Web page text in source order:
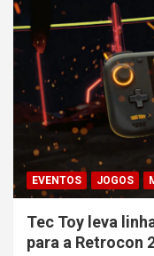
EVENTOS JOGOS
Tec Toy leva
para a Retrocon